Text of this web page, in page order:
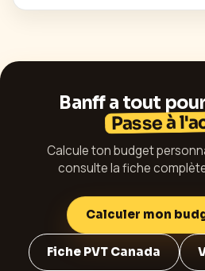
Banffa tout
Passe à
Calcule ton budget
consulte la fiche
Calculer mon
Fiche PVT Canada